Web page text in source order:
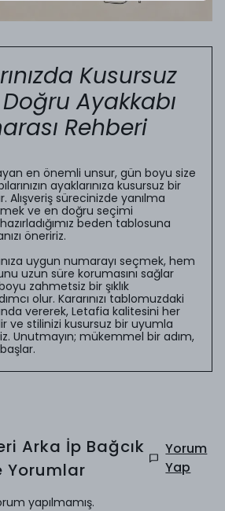
Kusursuz
Ayakkabı
Rehberi
en önemli unsur, gün boyu size
ayaklarınıza kusursuz bir
Alışveriş sürecinizde yanılma
ve en doğru seçimi
beden tablosuna
öneririz.
uygun numarayı seçmek, hem
uzun süre korumasını sağlar
zahmetsiz bir şıklık
olur. Kararınızı tablomuzdaki
vererek, Letafia kalitesini her
ve stilinizi kusursuz bir uyumla
Unutmayın; mükemmel bir adım,
Arka İp Bağcık
Yorumlar
Yorum
Yap
yapılmamış.